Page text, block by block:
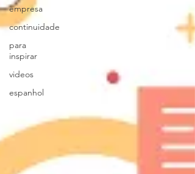
empresa
continuidade
para
inspirar
videos
espanhol